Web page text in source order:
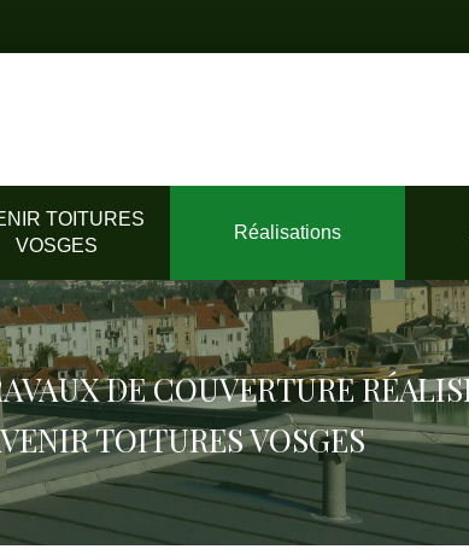
TOITURES
VOSGES
Réalisations
DE COUVERTURE
TOITURES VOSGES